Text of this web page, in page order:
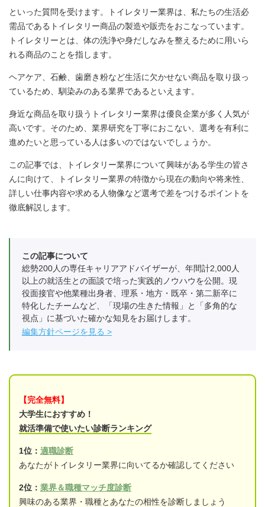
といった質問を受けます。トイレタリー業界は、私たちの生活必
需品であるトイレタリー商品の製造や販売をおこなっています。
トイレタリーとは、体の洗浄や身だしなみを整えるために用いら
れる商品のことを指します。
ヘアケア、石鹸、歯磨き粉など生活に欠かせない商品を取り扱っ
ているため、馴染みのある業界であるといえます。
身近な商品を取り扱うトイレタリー業界は優良企業が多く人気が
高いです。そのため、業界研究を丁寧におこない、選考を有利に
進めたいと思っている人は多いのではないでしょうか。
この記事では、トイレタリー業界について興味がある学生の皆さ
んに向けて、トイレタリー業界の特徴から現在の動向や将来性、
詳しい仕事内容や求める人物像など選考で差をつけるポイントを
徹底解説します。
この記事について
総勢200人の専任キャリアアドバイザーが、年間計2,000人
以上の就活生との面談で培った実践的ノウハウを公開。現
役面接官や他業種出身者、理系・地方・既卒・第二新卒に
特化したチームなど、「現場の生きた情報」と「多角的な
視点」に基づいた確かな知見をお届けします。
編集方針ページを見る
【完全無料】
大学生におすすめ！
就活準備で使いたい診断ランキング
1位： 適職診断
あなたがトイレタリー業界に向いてるか確認してください
2位： 業界＆職種マッチ度診断
興味のある業界・職種とあなたの相性を診断しましょう